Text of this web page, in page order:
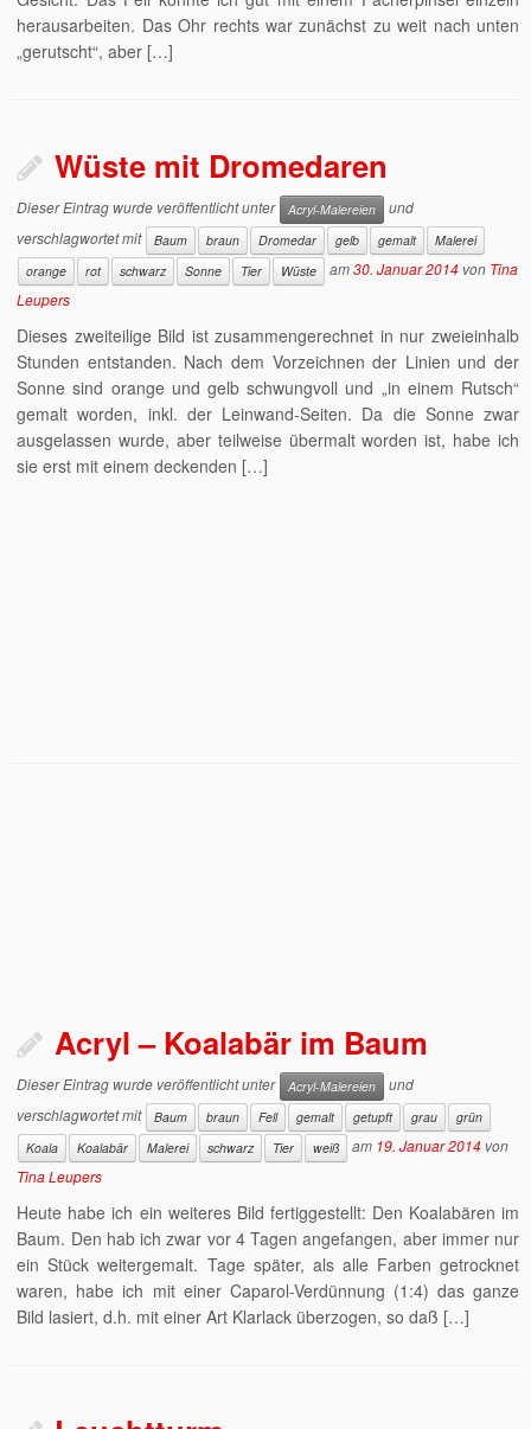
herausarbeiten. Das Ohr rechts war zunächst zu weit nach unten
„gerutscht“, aber […]
Wüste mit Dromedaren
Dieser Eintrag wurde veröffentlicht unter Acryl-Malereien
und
verschlagwortet mit
Baum braun Dromedar gelb gemalt
Malerei
orange
rot schwarz Sonne Tier Wüste am30. Januar 2014 von Tina
Leupers
Dieses zweiteilige Bild ist zusammengerechnet in nur zweieinhalb
Stunden entstanden. Nach dem Vorzeichnen der Linien und der
Sonne sind orange und gelb schwungvoll und „in einem Rutsch“
gemalt worden, inkl. der Leinwand-Seiten. Da die Sonne zwar
ausgelassen wurde, aber teilweise übermalt worden ist, habe ich
sie erst mit einem deckenden […]
Acryl – Koalabär im Baum
Dieser Eintrag wurde veröffentlicht unter Acryl-Malereien
und
verschlagwortet mit
Baum braun Fell gemalt getupft grau
grün
Koala
Koalabär Malerei schwarz Tier weiß am 19. Januar 2014 von
Tina Leupers
Heute habe ich ein weiteres Bild fertiggestellt: Den Koalabären im
Baum. Den hab ich zwar vor 4 Tagen angefangen, aber immer nur
ein Stück weitergemalt. Tage später, als alle Farben getrocknet
waren, habe ich mit einer Caparol-Verdünnung (1:4) das ganze
Bild lasiert, d.h. mit einer Art Klarlack überzogen, so daß […]